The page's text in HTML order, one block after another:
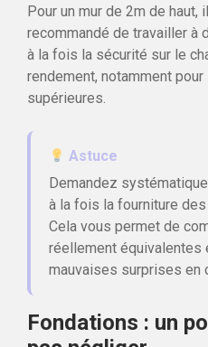
Pour un mur de 2m de
recommandé de travailler à
à la fois la sécurité sur le
rendement, notamment
supérieures.
Astuce
Demandez
à la fois la fourniture
Cela vous permet de
réellement équivalentes
mauvaises surprises en
Fondations : un